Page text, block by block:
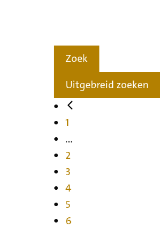
Zoek
Uitgebreid zoeken
1
...
2
3
4
5
6